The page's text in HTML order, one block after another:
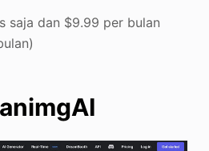
saja dan $9.99 per bulan